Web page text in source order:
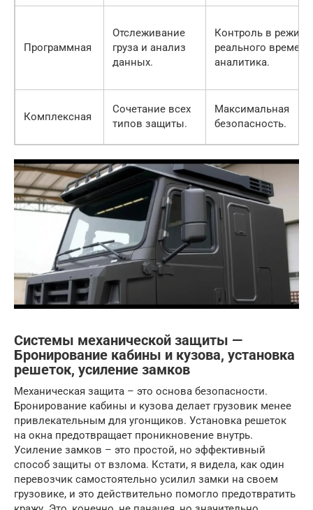
Программная
Отслеживание
груза и анализ
данных.
Контроль в режиме
реального
аналитика.
Комплексная
Сочетание всех
типов защиты.
Максимальная
безопасность.
Системы механической защиты —
Бронирование кабины и кузова, установка
решеток, усиление замков
Механическая защита – это основа безопасности.
Бронирование кабины и кузова делает грузовик менее
привлекательным для угонщиков. Установка решеток
на окна предотвращает проникновение внутрь.
Усиление замков – это простой, но эффективный
способ защиты от взлома. Кстати, я видела, как один
перевозчик самостоятельно усилил замки на своем
грузовике, и это действительно помогло предотвратить